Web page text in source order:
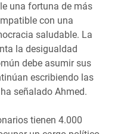
una fortuna de más
con una
saludable. La
la desigualdad
debe asumir sus
escribiendo las
señalado Ahmed.
tienen 4.000